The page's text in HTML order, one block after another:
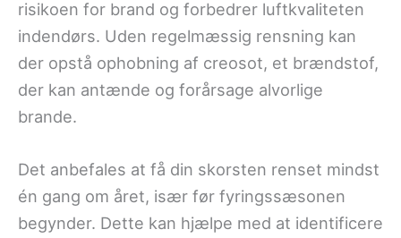
risikoen for brand og forbedrer luftkvaliteten
indendørs. Uden regelmæssig rensning kan
der opstå ophobning af creosot, et brændstof,
der kan antænde og forårsage alvorlige
brande.
Det anbefales at få din skorsten renset mindst
én gang om året, især før fyringssæsonen
begynder. Dette kan hjælpe med at identificere